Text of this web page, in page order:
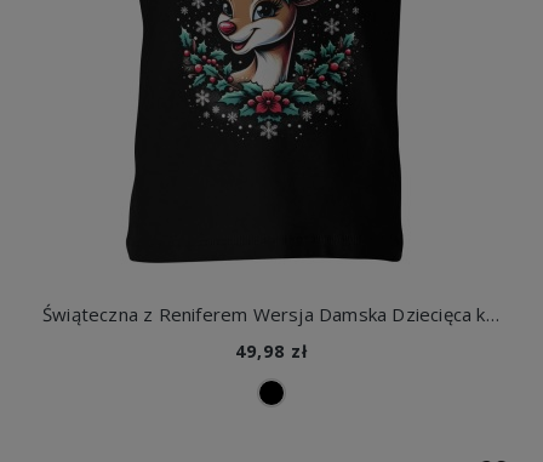
Świąteczna z Reniferem Wersja Damska Dziecięca koszulka
49,98 zł